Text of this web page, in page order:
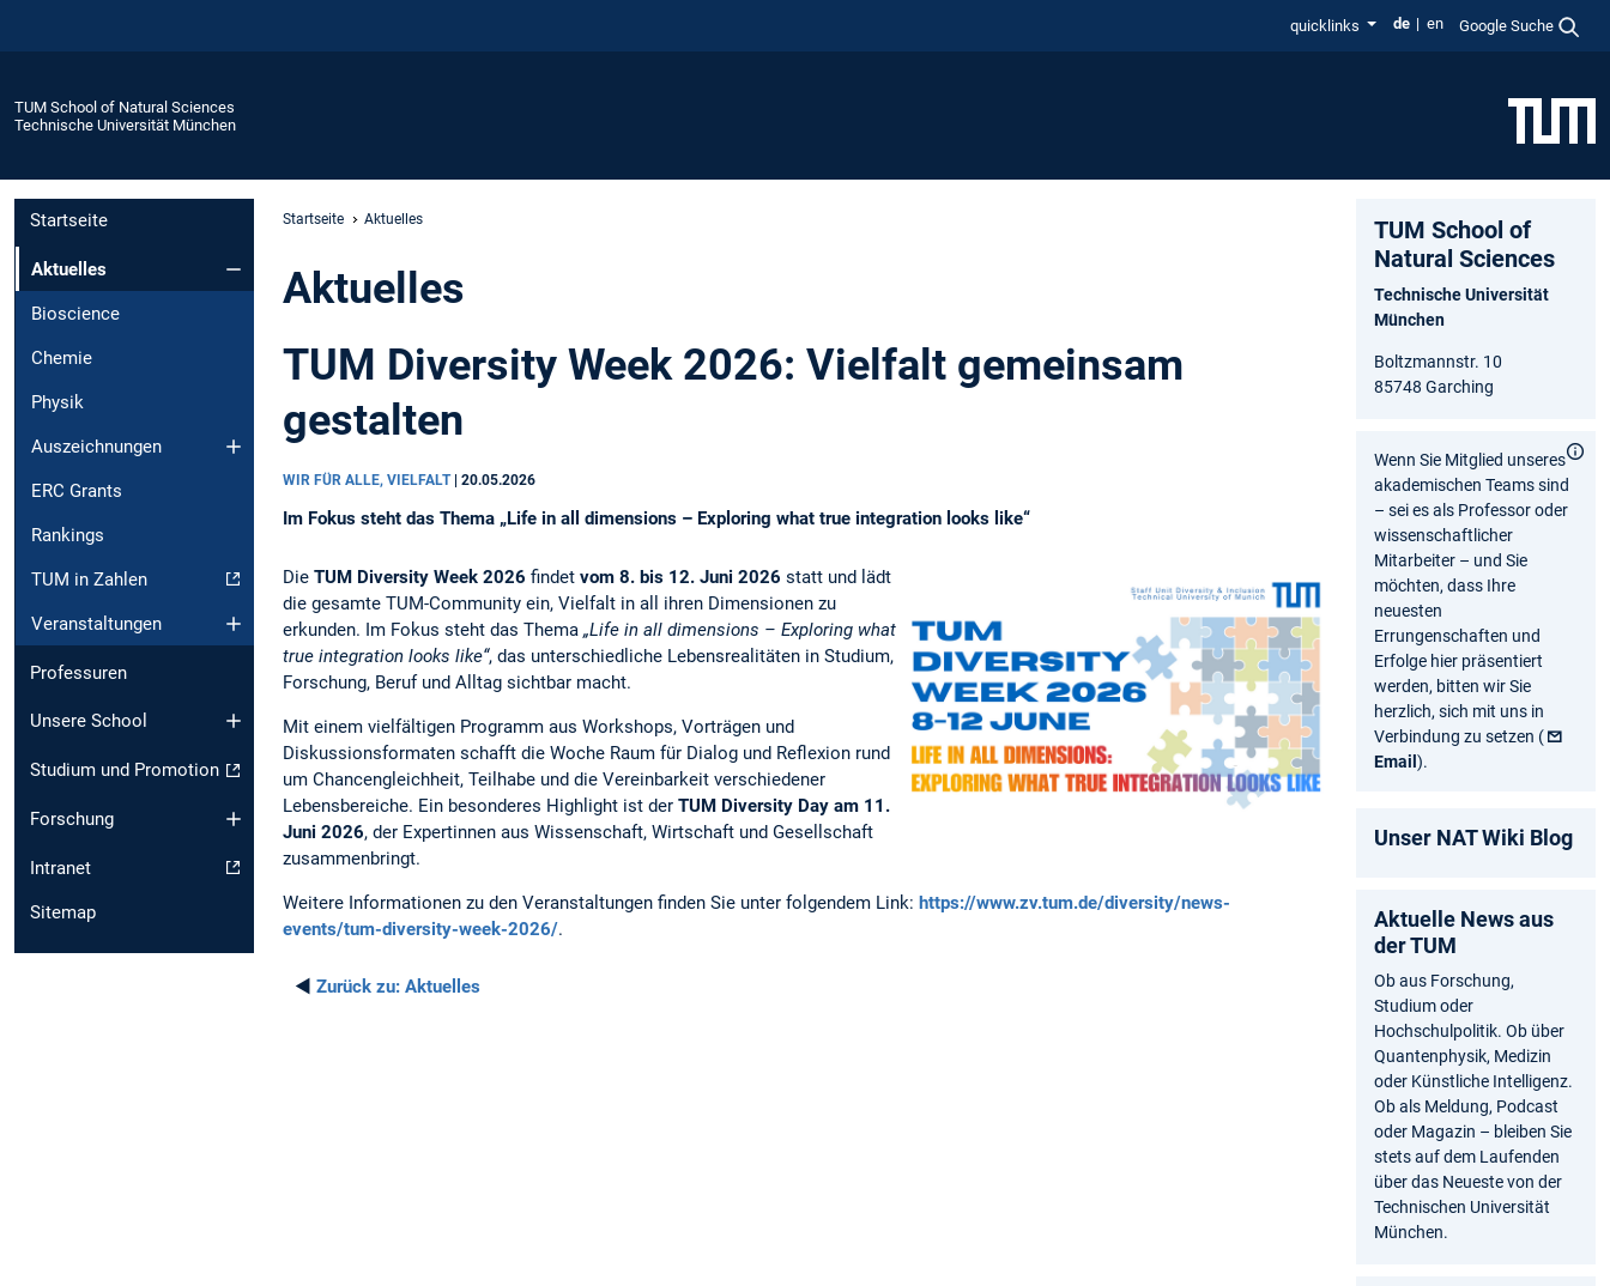
quicklinks de en Google Suche
TUM School of Natural Sciences
Technische Universität München
Startseite
Aktuelles
Bioscience
Chemie
Physik
Auszeichnungen
ERC Grants
Rankings
TUM in Zahlen
Veranstaltungen
Professuren
Unsere School
Studium und Promotion
Forschung
Intranet
Sitemap
Startseite Aktuelles
Aktuelles
TUM Diversity Week 2026: Vielfalt gemeinsam
gestalten
WIR FÜR ALLE, VIELFALT | 20.05.2026
Im Fokus steht das Thema „Life in all dimensions – Exploring what true integration looks like“
Die TUM Diversity Week 2026 findet vom 8. bis 12. Juni 2026 statt und lädt
die gesamte TUM-Community ein, Vielfalt in all ihren Dimensionen zu
erkunden. Im Fokus steht das Thema „Life in all dimensions – Exploring what
true integration looks like“, das unterschiedliche Lebensrealitäten in Studium,
Forschung, Beruf und Alltag sichtbar macht.
Mit einem vielfältigen Programm aus Workshops, Vorträgen und
Diskussionsformaten schafft die Woche Raum für Dialog und Reflexion rund
um Chancengleichheit, Teilhabe und die Vereinbarkeit verschiedener
Lebensbereiche. Ein besonderes Highlight ist der TUM Diversity Day am 11.
Juni 2026, der Expertinnen aus Wissenschaft, Wirtschaft und Gesellschaft
zusammenbringt.
Weitere Informationen zu den Veranstaltungen finden Sie unter folgendem Link: https://www.zv.tum.de/diversity/news-
events/tum-diversity-week-2026/.
◄ Zurück zu: Aktuelles
TUM School of
Natural Sciences
Technische Universität
München
Boltzmannstr. 10
85748 Garching
Wenn Sie Mitglied unseres
akademischen Teams sind
– sei es als Professor oder
wissenschaftlicher
Mitarbeiter – und Sie
möchten, dass Ihre
neuesten
Errungenschaften und
Erfolge hier präsentiert
werden, bitten wir Sie
herzlich, sich mit uns in
Verbindung zu setzen (
Email ).
Unser NAT Wiki Blog
Aktuelle News aus
der TUM
Ob aus Forschung,
Studium oder
Hochschulpolitik. Ob über
Quantenphysik, Medizin
oder Künstliche Intelligenz.
Ob als Meldung, Podcast
oder Magazin – bleiben Sie
stets auf dem Laufenden
über das Neueste von der
Technischen Universität
München.